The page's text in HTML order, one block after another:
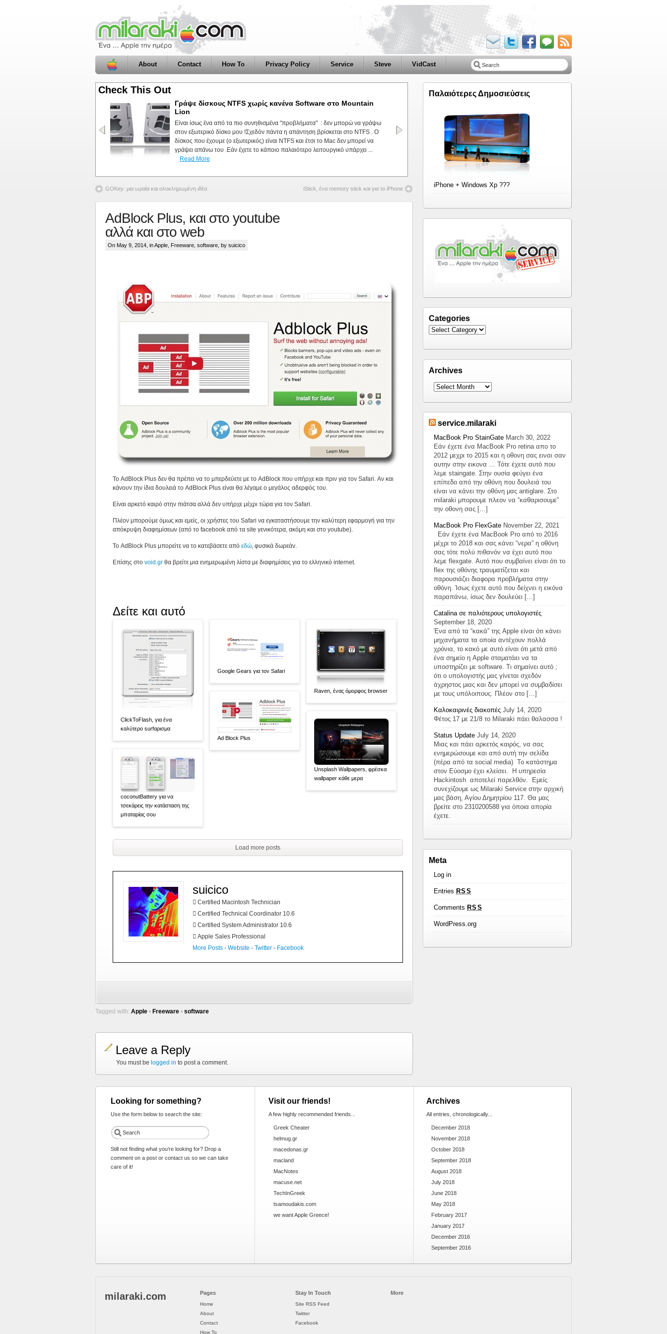
About Contact How To Privacy Policy Service Steve VidCast
Check This Out
Γράψε δίσκους NTFS χωρίς κανένα Software στο Mountain
Lion
Είναι ίσως ένα από τα πιο συνηθισμένα "προβλήματα" : δεν μπορώ να γράψω
στον εξωτερικό δίσκο μου !Σχεδόν πάντα η απάντηση βρίσκεται στο NTFS . Ο
δίσκος που έχουμε (ο εξωτερικός) είναι NTFS και έτσι το Mac δεν μπορεί να
γράψει απάνω του .Εάν έχετε το κάποιο παλαιότερο λειτουργικό υπάρχει ...
Read More
Η Ελληνική Apple κοινότητα
Πριν από πολλά χρόνια είχα κάνει ένα post με θέμα τα Ελληνικά Apple Sites.Από τότε μέχρι σήμερα το
τοπίο έχει αλλάξει κατά πολύ, άλλα έκλεισαν άλλα άλλαξαν και καμπόσα καινούργια site έκαναν την
εμφάνιση τους .Ας δούμε λοιπόν την κατάσταση σήμερα . ApplαςGreeceBlog/Site με γενικότερα θέματα
γύρω από την Apple. AppleForumPortal/Forum με ...
Read More
GOKey: μια ωραία και ολοκληρωμένη ιδέα iStick, ένα memory stick και για το iPhone
AdBlock Plus, και στο youtube
αλλά και στο web
On May 9, 2014, inApple Freeware software , by suicico
Το AdBlock Plus δεν θα πρέπει να το μπερδεύετε με το AdBlock που υπήρχε και πριν για τον Safari. Αν και
κάνουν την ίδια δουλειά το AdBlock Plus είναι θα λέγαμε ο μεγάλος αδερφός του.
Είναι αρκετό καιρό στην πιάτσα αλλά δεν υπήρχε μέχρι τώρα για τον Safari.
Πλέον μπορούμε όμως και εμείς, οι χρήστες του Safari να εγκαταστήσουμε την καλύτερη εφαρμογή για την
απόκρυψη διαφημίσεων (από το facebook από τα site γενικότερα, ακόμη και στο youtube).
Το AdBlock Plus μπορείτε να το κατεβάσετε από εδώ, φυσικά δωρεάν.
Επίσης στο void.gr θα βρείτε μια ενημερωμένη λίστα με διαφημίσεις για το ελληνικό internet.
Δείτε και αυτό
ClickToFlash, για ένα
καλύτερο surfαρισμα
coconutBattery για να
τσεκάρεις την κατάσταση της
μπαταρίας σου
Google Gears για τον Safari
Ad Block Plus
Raven, ένας όμορφος browser
Unsplash Wallpapers, φρέσκα
wallpaper κάθε μερα
Load more posts
suicico
 Certified Macintosh Technician
 Certified Technical Coordinator 10.6
 Certified System Administrator 10.6
 Apple Sales Professional
More Posts - Website - Twitter - Facebook
Tagged with: Apple • Freeware • software
Leave a Reply
You must be logged in to post a comment.
Παλαιότερες Δημοσιεύσεις
iPhone + Windows Xp ???
Categories
Archives
service.milaraki
MacBook Pro StainGate March 30, 2022
Εάν έχετε ένα MacBook Pro retina απο το
2012 μεχρι το 2015 και η οθονη σας ειναι σαν
αυτην στην εικονα … Τότε έχετε αυτό που
λεμε staingate. Στην ουσία φεύγει ένα
επίπεδο από την οθόνη που δουλειά του
είναι να κάνει την οθόνη μας antiglare. Στο
milaraki μπορουμε πλεον να “καθαρισουμε”
την οθονη σας […]
MacBook Pro FlexGate November 22, 2021
Εάν έχετε ένα MacBook Pro από το 2016
μέχρι το 2018 και σας κάνει “νερα” η οθόνη
σας τότε πολύ πιθανόν να έχει αυτό που
λεμε flexgate. Αυτό που συμβαίνει είναι ότι το
flex της οθόνης τραυματίζεται και
παρουσιάζει διαφορα προβλήματα στην
οθόνη. Ίσως έχετε αυτό που δείχνει η εικόνα
παραπάνω, ίσως δεν δουλεύει […]
Catalina σε παλιότερους υπολογιστές
September 18, 2020
Ένα από τα “κακά” της Apple είναι ότι κάνει
μηχανήματα τα οποία αντέχουν πολλά
χρόνια, το κακό με αυτό είναι ότι μετά από
ένα σημείο η Apple σταματάει να τα
υποστηρίζει με software. Τι σημαίνει αυτό ;
ότι ο υπολογιστής μας γίνεται σχεδόν
άχρηστος μιας και δεν μπορεί να συμβαδίσει
με τους υπόλοιπους. Πλέον στο […]
Καλοκαιρινές διακοπές July 14, 2020
Φέτος 17 με 21/8 το Milaraki πάει θαλασσα !
Status Update July 14, 2020
Μιας και πάει αρκετός καιρός, να σας
ενημερώσουμε και από αυτή την σελίδα
(πέρα από τα social media) Το κατάστημα
στον Εύοσμο έχει κλείσει. Η υπηρεσία
Hackintosh αποτελεί παρελθόν. Εμείς
συνεχίζουμε ως Milaraki Service στην αρχική
μας βάση, Αγίου Δημητρίου 117. Θα μας
βρείτε στο 2310200588 για όποια απορία
έχετε.
Meta
Log in
Entries RSS
Comments RSS
WordPress.org
Looking for something?
Use the form below to search the site:
Still not finding what you're looking for? Drop a
comment on a post or contact us so we can take
care of it!
Visit our friends!
A few highly recommended friends...
Greek Cheater
helmug.gr
macedonas.gr
macland
MacNotes
macuse.net
TechInGreek
tsamoudakis.com
we want Apple Greece!
Archives
All entries, chronologically...
December 2018
November 2018
October 2018
September 2018
August 2018
July 2018
June 2018
May 2018
February 2017
January 2017
December 2016
September 2016
milaraki.com Pages
Home
About
Contact
How To
Stay In Touch
Site RSS Feed
Twitter
Facebook
More